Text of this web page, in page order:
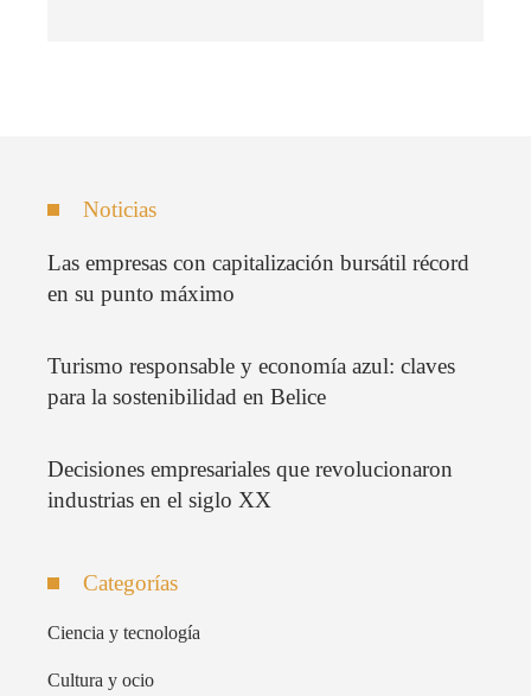
Noticias
Las empresas con capitalización bursátil récord
en su punto máximo
Turismo responsable y economía azul: claves
para la sostenibilidad en Belice
Decisiones empresariales que revolucionaron
industrias en el siglo XX
Categorías
Ciencia y tecnología
Cultura y ocio